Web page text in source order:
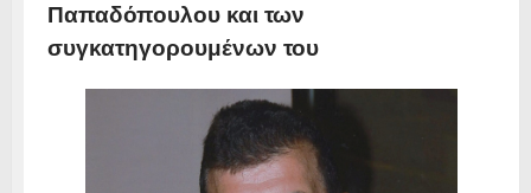
Παπαδόπουλου και των
συγκατηγορουμένων του